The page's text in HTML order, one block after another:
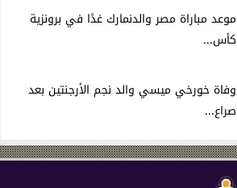
موعد مباراة مصر والدنمارك غدًا في برونزية
كأس...
وفاة خورخي ميسي والد نجم الأرجنتين بعد
صراع...